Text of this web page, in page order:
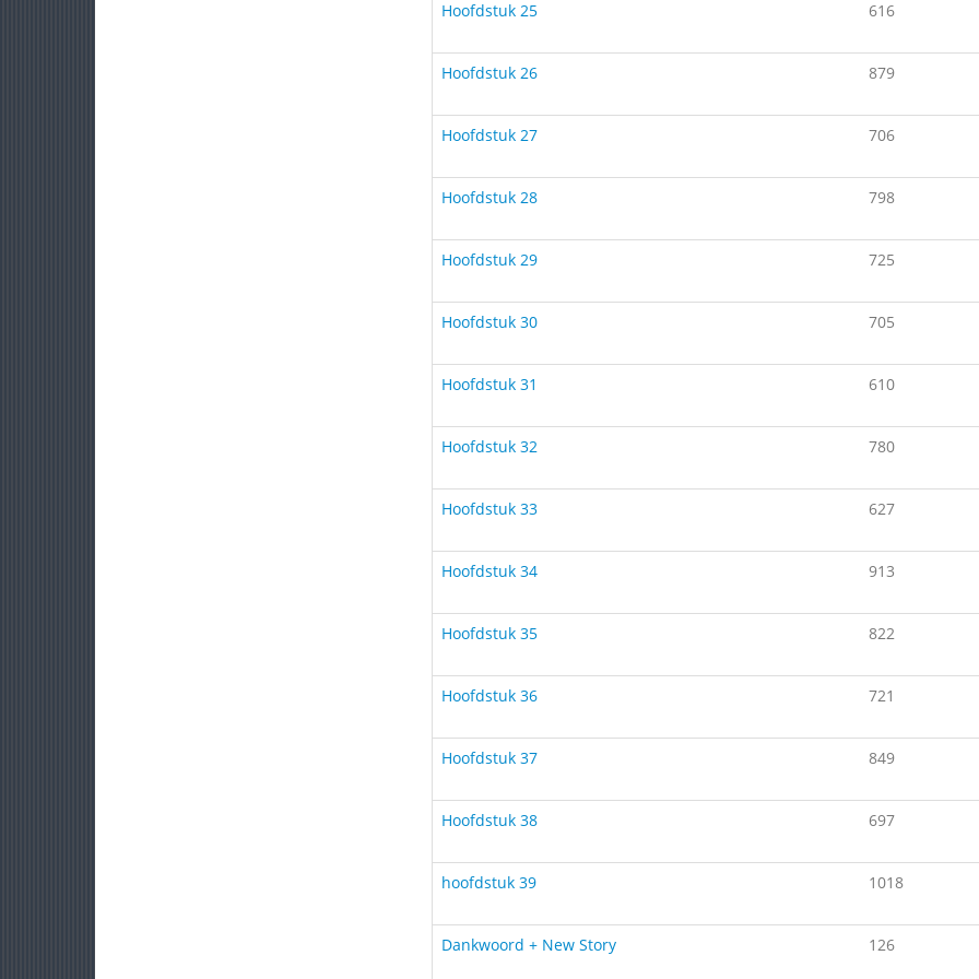
Hoofdstuk 25 616
Hoofdstuk 26 879
Hoofdstuk 27 706
Hoofdstuk 28 798
Hoofdstuk 29 725
Hoofdstuk 30 705
Hoofdstuk 31 610
Hoofdstuk 32 780
Hoofdstuk 33 627
Hoofdstuk 34 913
Hoofdstuk 35 822
Hoofdstuk 36 721
Hoofdstuk 37 849
Hoofdstuk 38 697
hoofdstuk 39 1018
Dankwoord + New Story 126